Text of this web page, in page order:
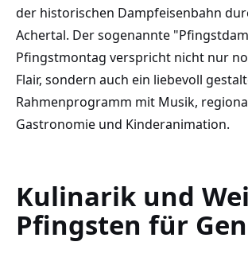
der historischen Dampfeisenbahn
Achertal. Der sogenannte
Pfingstmontag verspricht nicht nur
Flair, sondern auch ein liebevoll
Rahmenprogramm mit Musik,
Gastronomie und Kinderanimation.
Kulinarik und
Pfingsten für